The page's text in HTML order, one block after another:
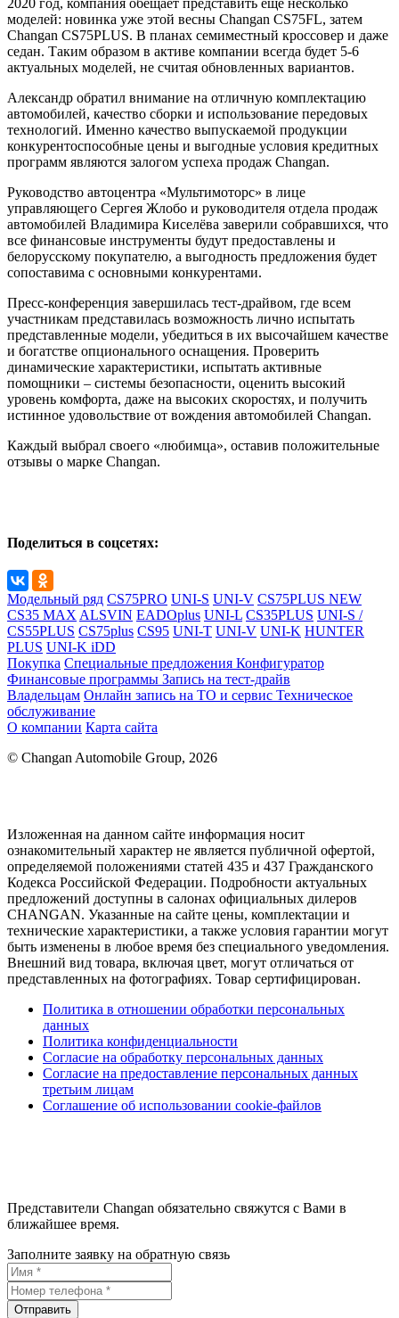
моделей: новинка уже этой весны Changan CS75FL, затем
Changan CS75PLUS. В планах семиместный кроссовер и даже
седан. Таким образом в активе компании всегда будет 5-6
актуальных моделей, не считая обновленных вариантов.
Александр обратил внимание на отличную комплектацию
автомобилей, качество сборки и использование передовых
технологий. Именно качество выпускаемой продукции
конкурентоспособные цены и выгодные условия кредитных
программ являются залогом успеха продаж Changan.
Руководство автоцентра «Мультимоторс» в лице
управляющего Сергея Жлобо и руководителя отдела продаж
автомобилей Владимира Киселёва заверили собравшихся, что
все финансовые инструменты будут предоставлены и
белорусскому покупателю, а выгодность предложения будет
сопоставима с основными конкурентами.
Пресс-конференция завершилась тест-драйвом, где всем
участникам представилась возможность лично испытать
представленные модели, убедиться в их высочайшем качестве
и богатстве опционального оснащения. Проверить
динамические характеристики, испытать активные
помощники – системы безопасности, оценить высокий
уровень комфорта, даже на высоких скоростях, и получить
истинное удовольствие от вождения автомобилей Changan.
Каждый выбрал своего «любимца», оставив положительные
отзывы о марке Changan.
Поделиться в соцсетях:
Модельный ряд CS75PRO UNI-S UNI-V CS75PLUS NEW
CS35 MAX ALSVIN EADOplus UNI-L CS35PLUS UNI-S /
CS55PLUS CS75plus CS95 UNI-T UNI-V UNI-K HUNTER
PLUS UNI-K iDD
Покупка Специальные предложения Конфигуратор
Финансовые программы Запись на тест-драйв
Владельцам Онлайн запись на ТО и сервис Техническое
обслуживание
О компании Карта сайта
© Changan Automobile Group, 2026
Изложенная на данном сайте информация носит
ознакомительный характер не является публичной офертой,
определяемой положениями статей 435 и 437 Гражданского
Кодекса Российской Федерации. Подробности актуальных
предложений доступны в салонах официальных дилеров
CHANGAN. Указанные на сайте цены, комплектации и
технические характеристики, а также условия гарантии могут
быть изменены в любое время без специального уведомления.
Внешний вид товара, включая цвет, могут отличаться от
представленных на фотографиях. Товар сертифицирован.
Политика в отношении обработки персональных
данных
Политика конфиденциальности
Согласие на обработку персональных данных
Согласие на предоставление персональных данных
третьим лицам
Соглашение об использовании cookie-файлов
Представители Changan обязательно свяжутся с Вами в
ближайшее время.
Заполните заявку на обратную связь
Отправить